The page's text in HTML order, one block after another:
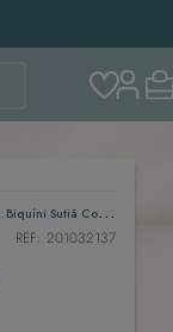
Biquíni Sutiã Cortininha Com Bojo Removível - Vernissage
REF: 201032137